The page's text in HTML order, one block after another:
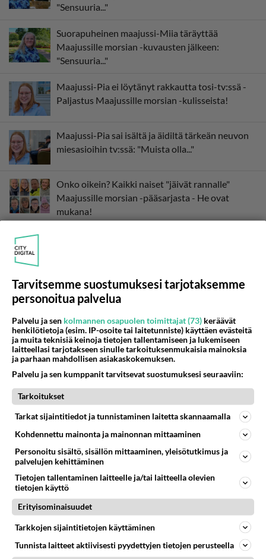
"Sensuuria..."
Suorapuheinen maajussi-Miia täräyttää
Maajussille morsian -kuvausten jälkeen:
"Sensuuria..."
Maajussi-Pia ei löytänyt rakkautta tosi-tv:ssä -
Paljastus Maajussille morsian -kulisseista!
Maajussi-Pia sai isältä ja äidiltä tärkeän neuvon
miesasioihin tv:ssä: "Muista olla..."
Onko oikein? Kaikki naiset "jäivät rannalle"
Maajussille morsian -pääsarjasta - He ovat
mukana!
LUETUIMMAT
Muistatko? Kädestä suuhun
elävä Satu sai jättimäisen
miljonääriltä
Tarvitsemme suostumuksesi tarjotaksemme
personoitua palvelua
Palvelu ja sen kolmannen osapuolen toimittajat (73) keräävät
henkilötietoja (esim. IP-osoite tai laitetunniste) käyttäen evästeitä
ja muita teknisiä keinoja tietojen tallentamiseen ja lukemiseen
laitteellasi tarjotakseen sinulle tarkoituksenmukaisia mainoksia
ja parhaan mahdollisen asiakaskokemuksen.
Palvelu ja sen kumppanit tarvitsevat suostumuksesi seuraaviin:
Tarkoitukset
Tarkat sijaintitiedot ja tunnistaminen laitetta skannaamalla
Kohdennettu mainonta ja mainonnan mittaaminen
Personoitu sisältö, sisällön mittaaminen, yleisötutkimus ja
palvelujen kehittäminen
Tietojen tallentaminen laitteelle ja/tai laitteella olevien
tietojen käyttö
Erityisominaisuudet
Tarkkojen sijaintitietojen käyttäminen
Tunnista laitteet aktiivisesti pyydettyjen tietojen perusteella